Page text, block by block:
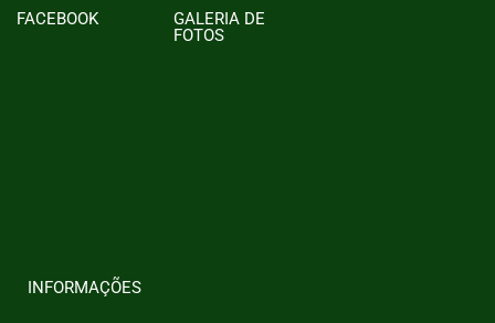
FACEBOOK
GALERIA DE
FOTOS
INFORMAÇÕES